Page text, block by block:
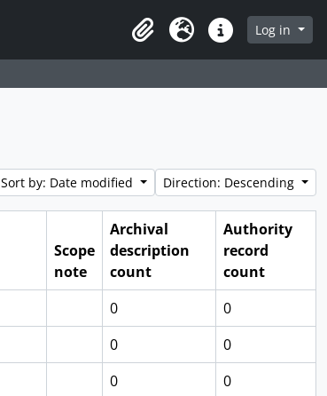
ClipboardLanguageQuick linksLog in
Sort by: Date modified Direction: Descending
Scope
note
Archival
description
count
Authority
record
count
0
0
0
0
0
0